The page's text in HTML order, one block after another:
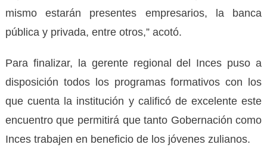
mismo estarán presentes empresarios, la banca
pública y privada, entre otros,” acotó.
Para finalizar, la gerente regional del Inces puso a
disposición todos los programas formativos con los
que cuenta la institución y calificó de excelente este
encuentro que permitirá que tanto Gobernación como
Inces trabajen en beneficio de los jóvenes zulianos.